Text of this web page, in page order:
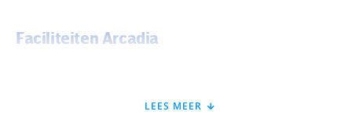
Faciliteiten Arcadia
Kapsalon
LEES MEER